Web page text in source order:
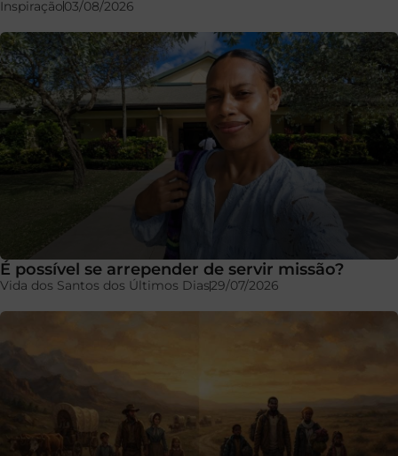
Inspiração03/08/2026
É possível se arrepender de servir missão?
Vida dos Santos dos Últimos Dias29/07/2026